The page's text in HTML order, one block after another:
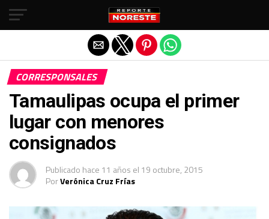
CORRESPONSALES
Tamaulipas ocupa el primer
lugar con menores
consignados
Publicado hace 11 años el 19 octubre, 2015
PorVerónica Cruz Frías
Salir de la versión móvil